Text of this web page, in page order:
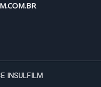
INSULFILM